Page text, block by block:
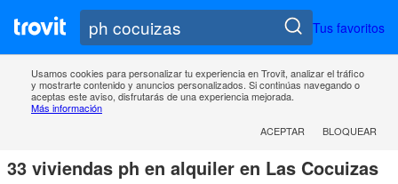
Tus favoritos
Usamos cookies para personalizar tu experiencia en Trovit, analizar el tráfico
y mostrarte contenido y anuncios personalizados. Si continúas navegando o
aceptas este aviso, disfrutarás de una experiencia mejorada.
Más información
ACEPTAR
BLOQUEAR
33 viviendas ph en alquiler en Las Cocuizas